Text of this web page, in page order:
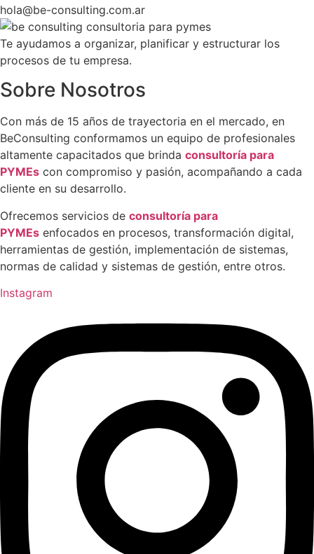
hola@be-consulting.com.ar
Te ayudamos a organizar, planificar y estructurar los
procesos de tu empresa.
Sobre Nosotros
Con más de 15 años de trayectoria en el mercado, en
BeConsulting conformamos un equipo de profesionales
altamente capacitados que brinda consultoría para
PYMEs con compromiso y pasión, acompañando a cada
cliente en su desarrollo.
Ofrecemos servicios de consultoría para
PYMEs enfocados en procesos, transformación digital,
herramientas de gestión, implementación de sistemas,
normas de calidad y sistemas de gestión, entre otros.
Instagram